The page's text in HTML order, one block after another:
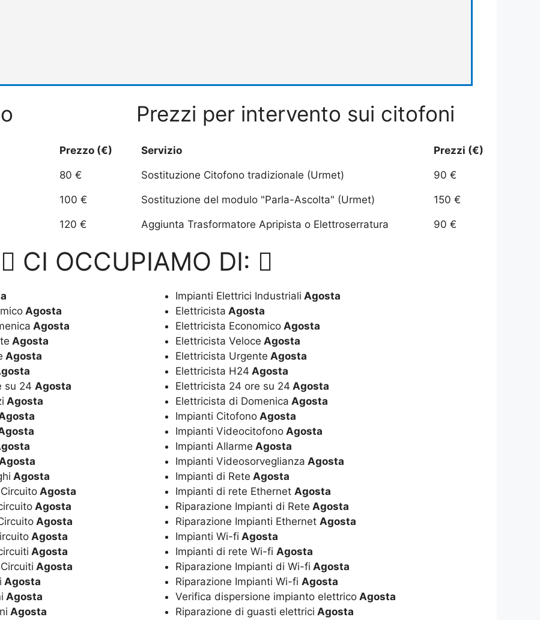
Prezzo (€)
80 €
100 €
120 €
Prezzi per intervento sui citofoni
Servizio Prezzi (€)
Sostituzione Citofono tradizionale (Urmet) 90 €
Sostituzione del modulo "Parla-Ascolta" (Urmet) 150 €
Aggiunta Trasformatore Apripista o Elettroserratura 90 €
CI OCCUPIAMO DI:
Agosta
Agosta
Agosta
Agosta
su 24 Agosta
Agosta
Agosta
Agosta
Agosta
Agosta
Agosta
Agosta
Agosta
Agosta
Agosta
Agosta
Impianti Elettrici Industriali Agosta
Elettricista Agosta
Elettricista Economico Agosta
Elettricista Veloce Agosta
Elettricista Urgente Agosta
Elettricista H24 Agosta
Elettricista 24 ore su 24 Agosta
Elettricista di Domenica Agosta
Impianti Citofono Agosta
Impianti Videocitofono Agosta
Impianti Allarme Agosta
Impianti Videosorveglianza Agosta
Impianti di Rete Agosta
Impianti di rete EthernetAgosta
Riparazione Impianti di Rete Agosta
Riparazione Impianti EthernetAgosta
Impianti Wi-fi Agosta
Impianti di rete Wi-fiAgosta
Riparazione Impianti di Wi-fi Agosta
Riparazione Impianti Wi-fiAgosta
Verifica dispersione impianto elettrico Agosta
Riparazione di guasti elettrici Agosta